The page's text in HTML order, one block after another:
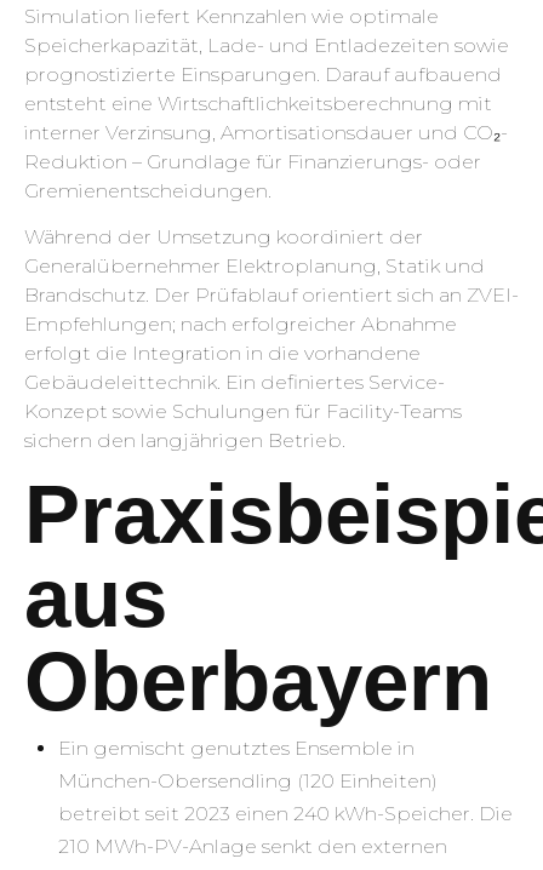
Simulation liefert Kennzahlen wie optimale
Speicherkapazität, Lade- und Entladezeiten sowie
prognostizierte Einsparungen. Darauf aufbauend
entsteht eine Wirtschaftlichkeitsberechnung mit
interner Verzinsung, Amortisationsdauer und CO₂-
Reduktion – Grundlage für Finanzierungs- oder
Gremienentscheidungen.
Während der Umsetzung koordiniert der
Generalübernehmer Elektroplanung, Statik und
Brandschutz. Der Prüfablauf orientiert sich an ZVEI-
Empfehlungen; nach erfolgreicher Abnahme
erfolgt die Integration in die vorhandene
Gebäudeleittechnik. Ein definiertes Service-
Konzept sowie Schulungen für Facility-Teams
sichern den langjährigen Betrieb.
aus
Oberbayern
Ein gemischt genutztes Ensemble in
München-Obersendling (120 Einheiten)
betreibt seit 2023 einen 240 kWh-Speicher. Die
210 MWh-PV-Anlage senkt den externen